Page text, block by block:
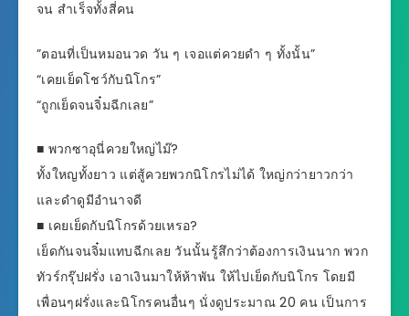
จน สำเร็จทั้งสี่คน
”ตอนที่เป็นหมอนวด วัน ๆ เจอแต่ควยดำ ๆ ทั้งนั้น”
“เคยเย็ดโชว์กับนิโกร”
“ถูกเย็ดจนจิ๋มฉีกเลย”
■ พวกซาอุนี่ควยใหญ่ไม๊?
ทั้งใหญทั้งยาว แต่สู้ควยพวกนิโกรไม่ได้ ใหญ่กว่ายาวกว่า
และดำดูมีอำนาจดี
■ เคยเย็ดกับนิโกรด้วยเหรอ?
เย็ดกันจนจิ๋มแทบฉีกเลย วันนั้นรู้สึกว่าต้องการเงินนาก พวก
ทัวร์กรุ๊ปฝรั่ง เอาเงินมาให้ห้าพัน ให้ไปเย็ดกับนิโกร โดยมี
เพื่อนๆฝรั่งและนิโกรคนอื่นๆ นั่งดูประมาณ 20 คน เป็นการ